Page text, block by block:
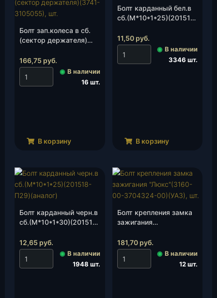
Болт зап.колеса в сб.
(сектор держателя)
166,75 руб.
◉ В наличии
16 шт.
В корзину
Болт карданный бел.в
сб.(М*10*1*25)(201518-
11,50 руб.
◉ В наличии
3346 шт.
В корзину
Болт карданный черн.в
сб.(М*10*1*30)(201518-
12,65 руб.
◉ В наличии
1948 шт.
Болт крепления замка
зажигания
3704324-00)(УАЗ), шт.
181,70 руб.
◉ В наличии
12 шт.